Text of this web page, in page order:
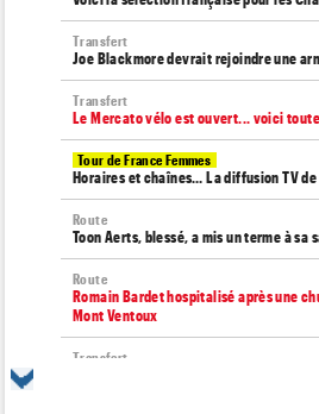
Transfert
Joe Blackmore devrait rejoindre une
Transfert
Le Mercato vélo est ouvert... voici
Tour de France Femmes
Horaires et chaînes… La diffusion TV
Route
Toon Aerts, blessé, a mis un terme à sa
Route
Romain Bardet hospitalisé après une
Mont Ventoux
Transfert